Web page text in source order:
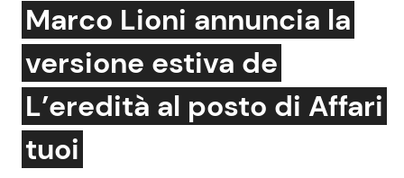
News e Cronaca
Attualità Italiana
Dal Mondo
Gossip e TV
Bellezze VIP
Marco Lioni annuncia la
versione estiva de
L’eredità al posto di Affari
tuoi